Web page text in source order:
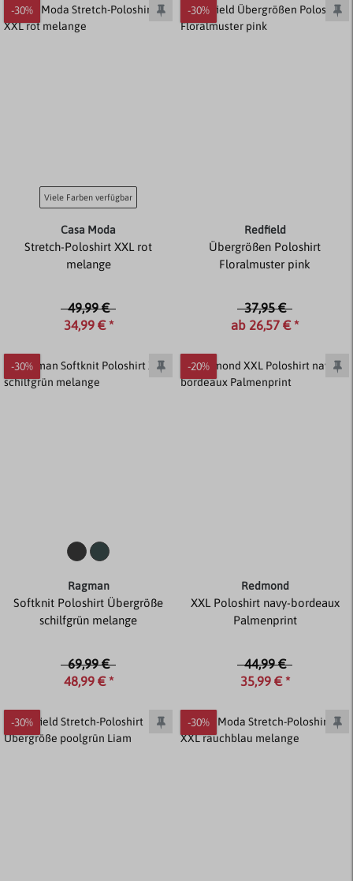
Viele Farben verfügbar
-30%
Casa Moda
Stretch-Poloshirt XXL rot
melange
49,99 €
34,99 € *
-30%
Redfield
Übergrößen Poloshirt
Floralmuster pink
37,95 €
ab 26,57 € *
-30%
Ragman
Softknit Poloshirt Übergröße
schilfgrün melange
69,99 €
48,99 € *
-20%
Redmond
XXL Poloshirt navy-bordeaux
Palmenprint
44,99 €
35,99 € *
-30% -30%